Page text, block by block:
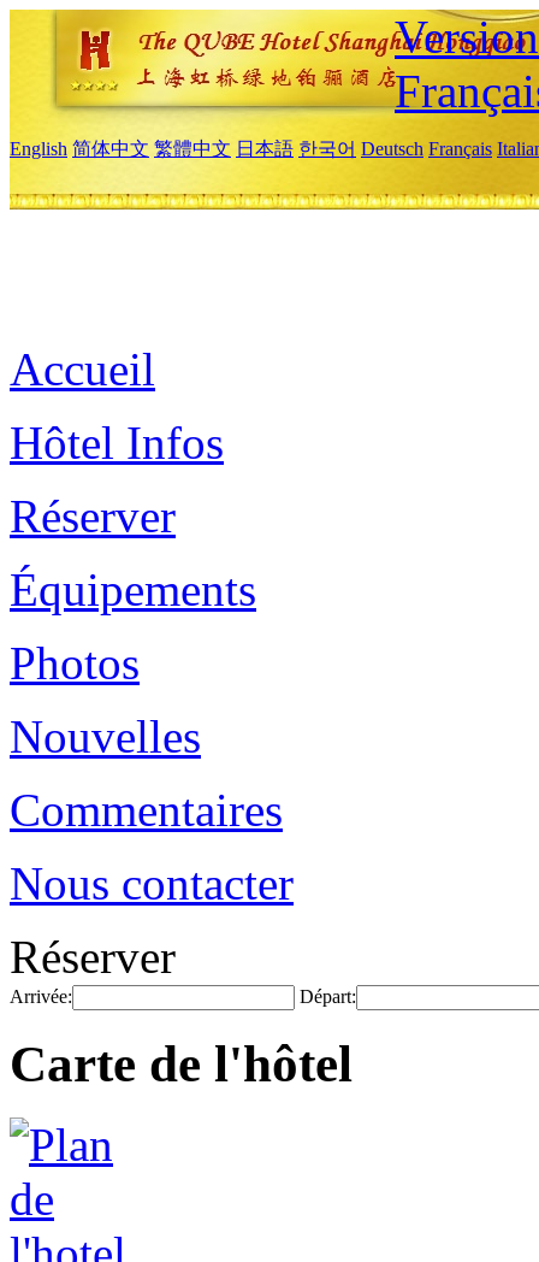
English 简体中文 繁體中文 日本語 한국어 Deutsch Français
Accueil
Hôtel Infos
Réserver
Équipements
Photos
Nouvelles
Commentaires
Nous contacter
Réserver
Arrivée: Départ:
Carte de l'hôtel